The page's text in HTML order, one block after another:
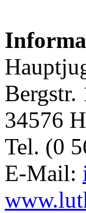
Bergstr.
34576
Tel. (0
E-Mail: